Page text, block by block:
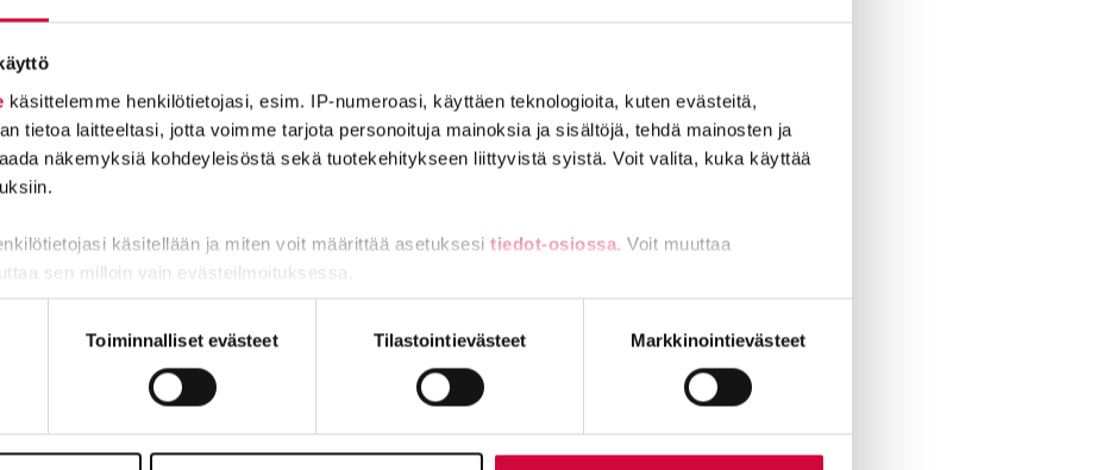
käsittelemme henkilötietojasi, esim. IP-numeroasi, käyttäen teknologioita, kuten evästeitä,
tietoa laitteeltasi, jotta voimme tarjota personoituja mainoksia ja sisältöjä, tehdä mainosten ja
näkemyksiä kohdeyleisöstä sekä tuotekehitykseen liittyvistä syistä. Voit valita, kuka käyttää
käsitellään ja miten voit määrittää asetuksesi tiedot-osiossa. Voit muuttaa
sen milloin vain evästeilmoituksessa.
osa sivuston toimintaa parantavia, ja osaa käytetään tilastointi- tai
Toiminnalliset evästeet Tilastointievästeet Markkinointievästeet